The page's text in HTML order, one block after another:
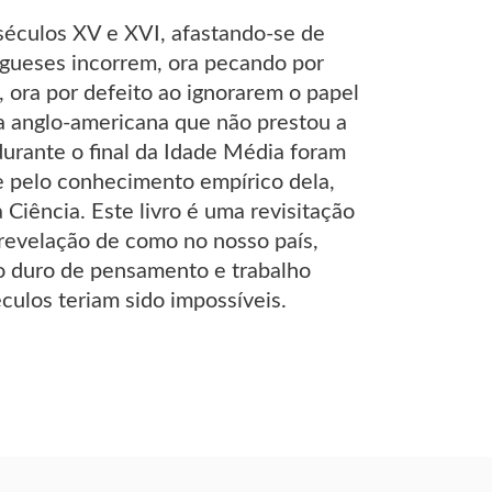
XV e XVI, afastando-se de
incorrem, ora pecando por
por defeito ao ignorarem o papel
americana que não prestou a
o final da Idade Média foram
pelo conhecimento empírico dela,
Este livro é uma revisitação
de como no nosso país,
duro de pensamento e trabalho
teriam sido impossíveis.